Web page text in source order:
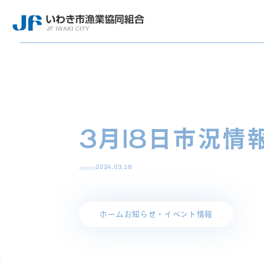
3月18日市況情
2024.03.19
ホーム お知らせ・イベント情報